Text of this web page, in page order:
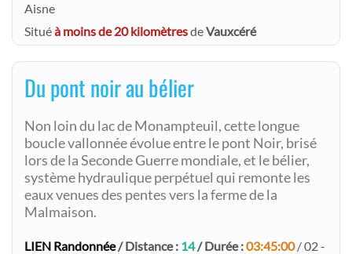
Aisne
Situéà moins de 20 kilomètresdeVauxcéré
Du pont noir au bélier
Non loin du lac de Monampteuil, cette longue
boucle vallonnée évolue entre le pont Noir, brisé
lors de la Seconde Guerre mondiale, et le bélier,
système hydraulique perpétuel qui remonte les
eaux venues des pentes vers la ferme de la
Malmaison.
LIEN Randonnée/ Distance : 14/ Durée :03:45:00/ 02 -